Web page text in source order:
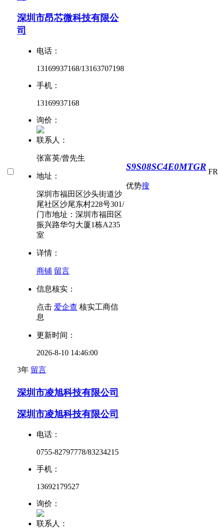
深圳市昂芯微科技有限公
司
电话：
13169937168/13163707198
手机：
13169937168
询价：
联系人：
张富英/曾先生
地址：
深圳市福田区沙头街道沙
尾社区沙尾东村228号301/
门市地址：深圳市福田区
振兴路华匀大厦1栋A235
室
详情：
商铺 留言
信息核实：
点击 爱企查 核实工商信
息
更新时间：
2026-8-10 14:46:00
3年 留言
S9S08SC4E0MTGR
优势搜
深圳市凌旭科技有限公司
深圳市凌旭科技有限公司
电话：
0755-82797778/83234215
手机：
13692179527
询价：
联系人：